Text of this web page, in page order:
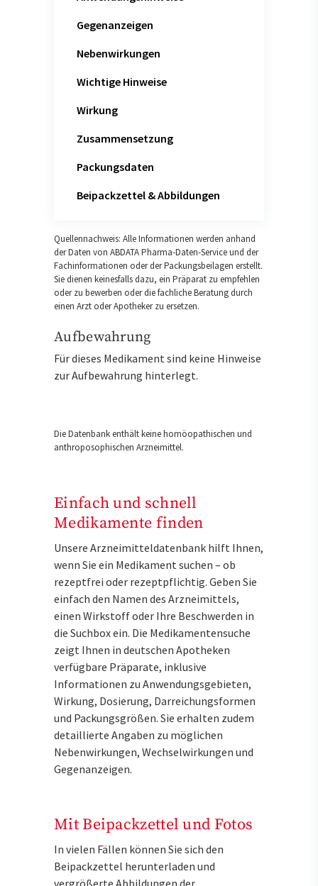
Gegenanzeigen
Nebenwirkungen
Wichtige Hinweise
Wirkung
Zusammensetzung
Packungsdaten
Beipackzettel & Abbildungen
Quellennachweis: Alle Informationen werden anhand
der Daten von ABDATA Pharma-Daten-Service und der
Fachinformationen oder der Packungsbeilagen erstellt.
Sie dienen keinesfalls dazu, ein Präparat zu empfehlen
oder zu bewerben oder die fachliche Beratung durch
einen Arzt oder Apotheker zu ersetzen.
Aufbewahrung
Für dieses Medikament sind keine Hinweise
zur Aufbewahrung hinterlegt.
Die Datenbank enthält keine homöopathischen und
anthroposophischen Arzneimittel.
Einfach und schnell
Medikamente finden
Unsere Arzneimitteldatenbank hilft Ihnen,
wenn Sie ein Medikament suchen – ob
rezeptfrei oder rezeptpflichtig. Geben Sie
einfach den Namen des Arzneimittels,
einen Wirkstoff oder Ihre Beschwerden in
die Suchbox ein. Die Medikamentensuche
zeigt Ihnen in deutschen Apotheken
verfügbare Präparate, inklusive
Informationen zu Anwendungsgebieten,
Wirkung, Dosierung, Darreichungsformen
und Packungsgrößen. Sie erhalten zudem
detaillierte Angaben zu möglichen
Nebenwirkungen, Wechselwirkungen und
Gegenanzeigen.
Mit Beipackzettel und Fotos
In vielen Fällen können Sie sich den
Beipackzettel herunterladen und
vergrößerte Abbildungen der